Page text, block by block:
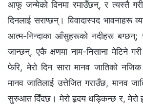
आफू जन्मेको दिनमा रमाउँछन्, र त्यस्तै
दिनलाई सराप्छन्। विवादास्पद भावनाहरू
आत्म-निन्दाका आँसुहरूको नदीहरू बग्छन्;
जान्छन्, एकै क्षणमा नाम-निसाना मेटिने
फेरि, मेरो दिन सारा मानव जातिको
मानव जातिलाई उत्तेजित गराउँछ, मानव
सुरुआत दिँदछ। मेरो हृदय धड्किन्छ र, मेरो